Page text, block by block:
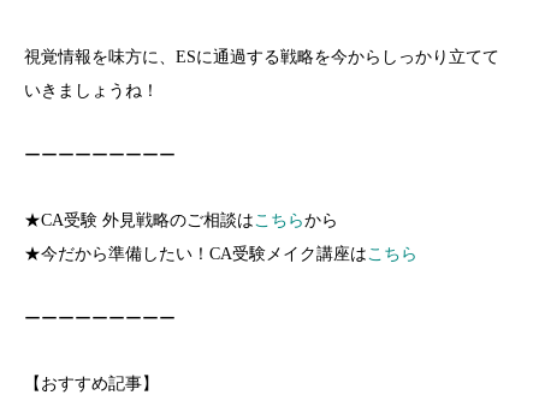
視覚情報を味方に、ESに通過する戦略を今からしっかり立てて
いきましょうね！
ーーーーーーーーー
★CA受験 外見戦略のご相談は こちらから
★今だから準備したい！CA受験メイク講座は こちら
ーーーーーーーーー
【おすすめ記事】